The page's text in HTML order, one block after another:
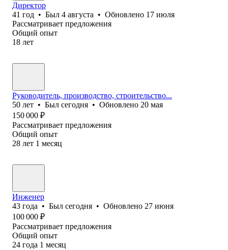
Директор
41 год • Был 4 августа • Обновлено 17 июля
Рассматривает предложения
Общий опыт
18 лет
Руководитель, производство, строительство...
50 лет • Был сегодня • Обновлено 20 мая
150 000 ₽
Рассматривает предложения
Общий опыт
28 лет 1 месяц
Инженер
43 года • Был сегодня • Обновлено 27 июня
100 000 ₽
Рассматривает предложения
Общий опыт
24 года 1 месяц